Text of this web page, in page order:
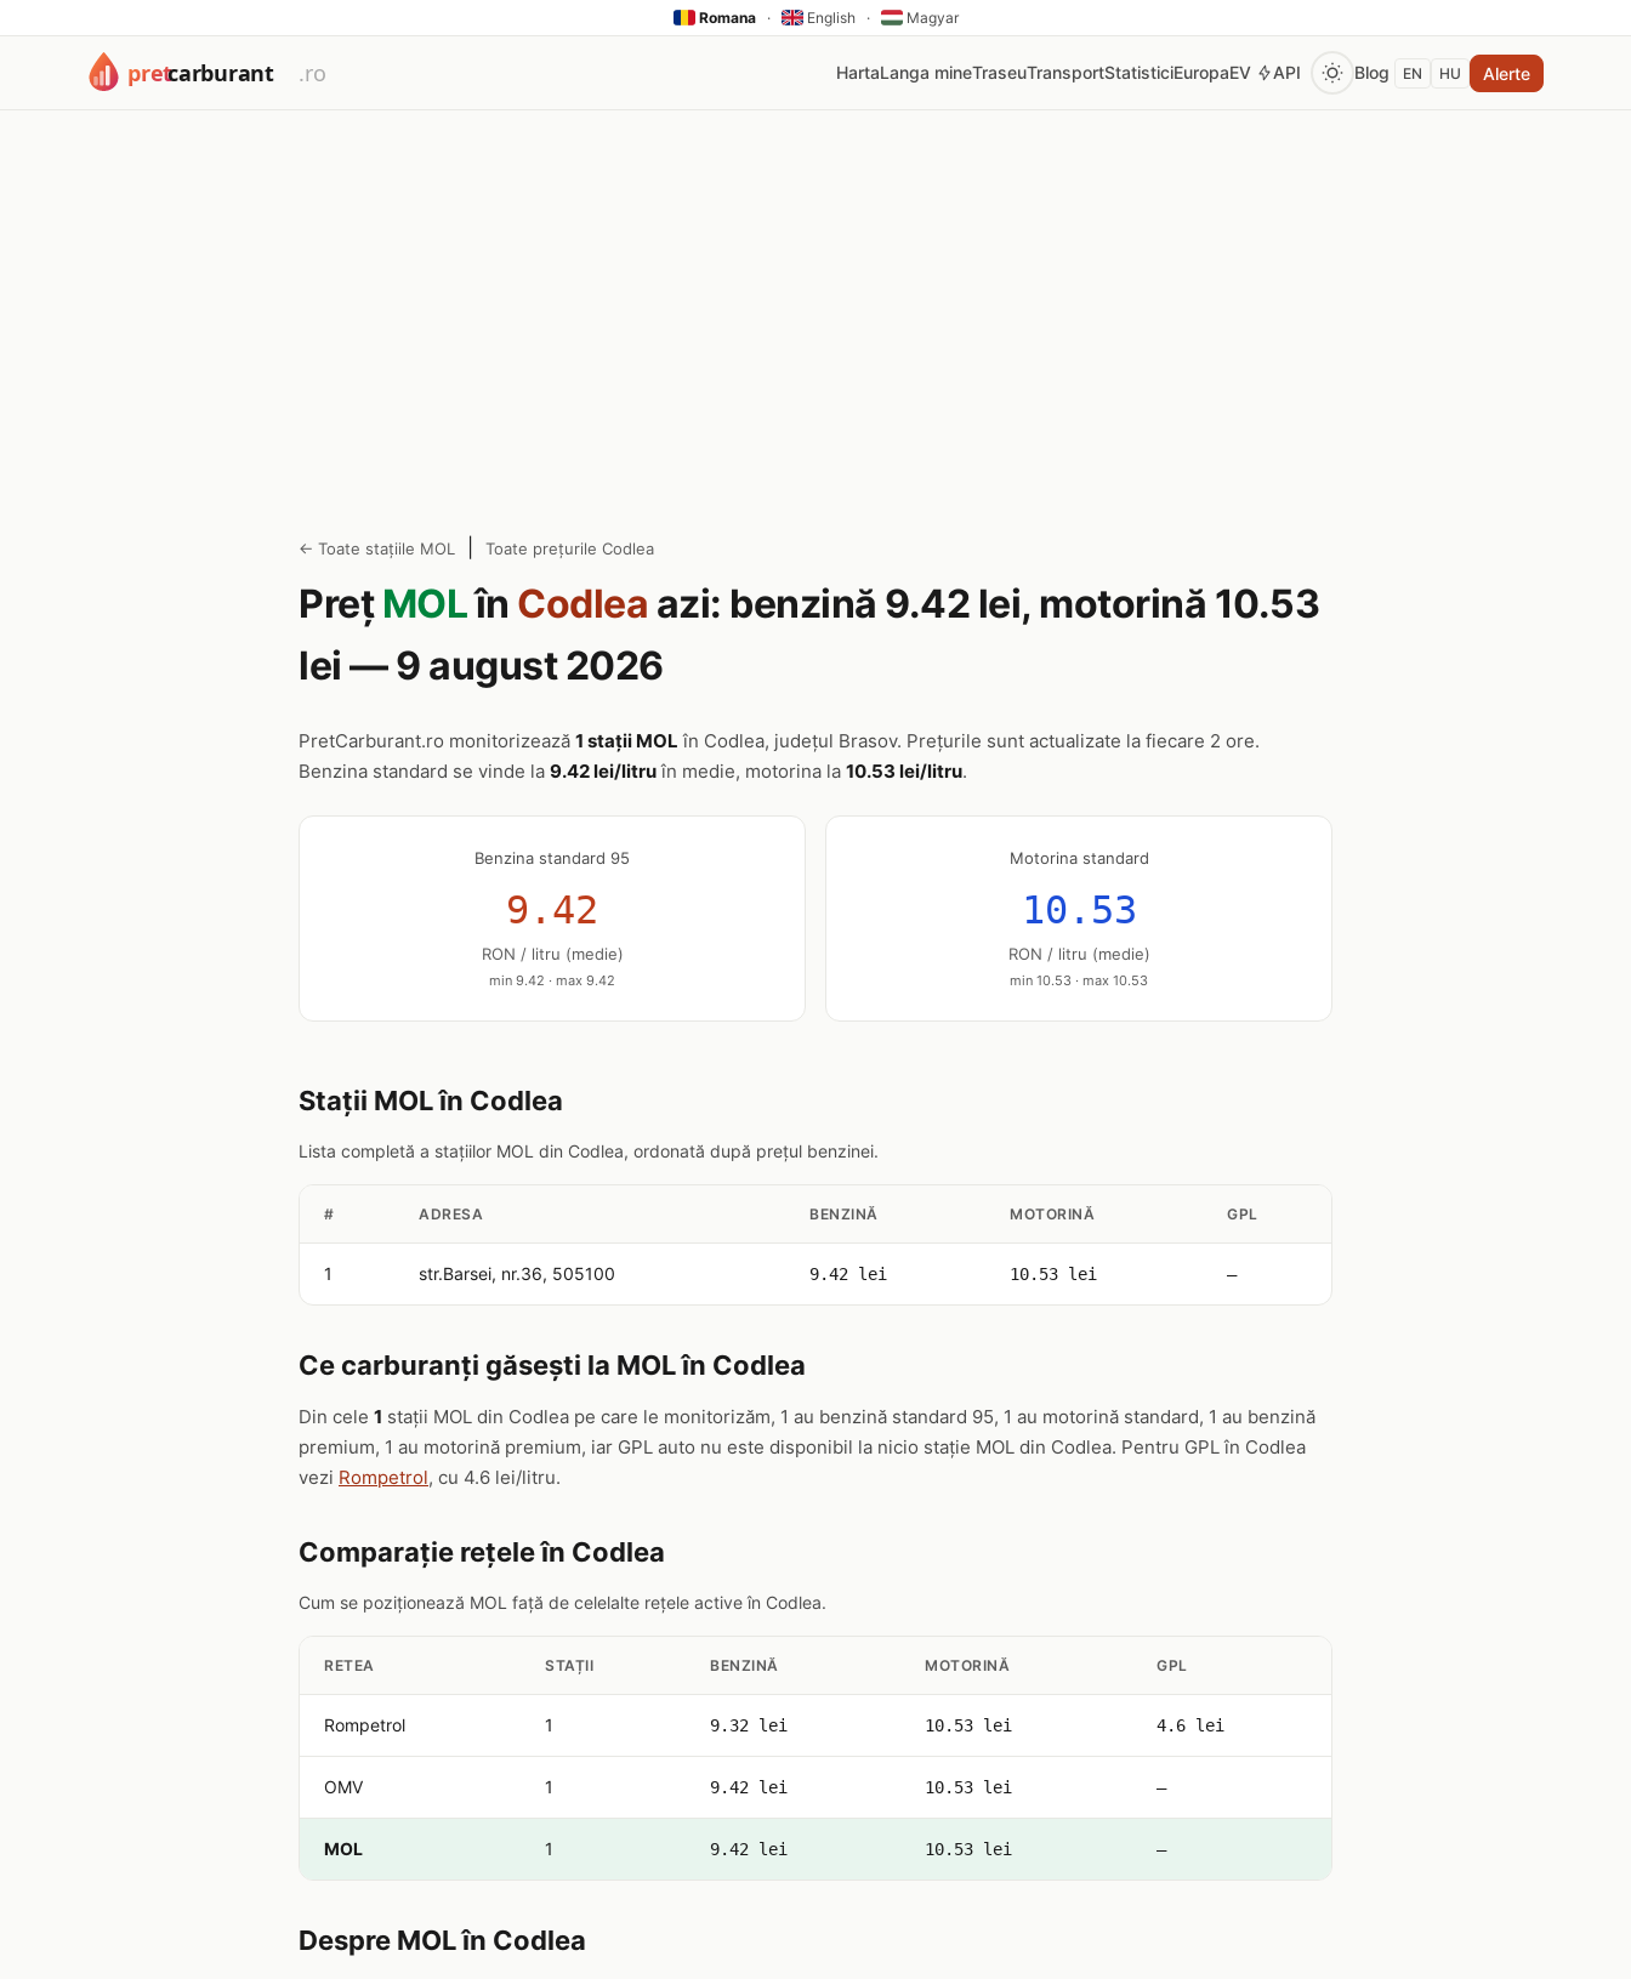
Romana · English · Magyar
HartaLanga mineTraseuTransportStatisticiEuropaEV API Blog EN HU Alerte
← Toate stațiile MOL Toate prețurile Codlea
Preț MOLîn Codlea azi: benzină 9.42 lei, motorină 10.53
lei — 9 august 2026
PretCarburant.ro monitorizează 1 stații MOL în Codlea, județul Brasov. Prețurile sunt actualizate la fiecare 2 ore.
Benzina standard se vinde la 9.42 lei/litruîn medie, motorina la 10.53 lei/litru.
Benzina standard 95
9.42
RON / litru (medie)
min 9.42 · max 9.42
Motorina standard
10.53
RON / litru (medie)
min 10.53 · max 10.53
Stații MOL în Codlea
Lista completă a stațiilor MOL din Codlea, ordonată după prețul benzinei.
# ADRESA BENZINĂ MOTORINĂ GPL
1 str.Barsei, nr.36, 505100 9.42 lei 10.53 lei —
Ce carburanți găsești la MOL în Codlea
Din cele 1 stații MOL din Codlea pe care le monitorizăm, 1 au benzină standard 95, 1 au motorină standard, 1 au benzină
premium, 1 au motorină premium, iar GPL auto nu este disponibil la nicio stație MOL din Codlea. Pentru GPL în Codlea
vezi Rompetrol, cu 4.6 lei/litru.
Comparație rețele în Codlea
Cum se poziționează MOL față de celelalte rețele active în Codlea.
RETEA STAȚII BENZINĂ MOTORINĂ GPL
Rompetrol 1 9.32 lei 10.53 lei 4.6 lei
OMV 1 9.42 lei 10.53 lei —
MOL 1 9.42 lei 10.53 lei —
Despre MOL în Codlea